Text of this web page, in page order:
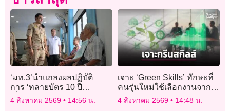
‘มท.3’นำแถลงผลปฏิบัติ
การ ‘ทลายบัตร 10 ปี
เถื่อน’ บุกจับจนท.เทศบาล
4 สิงหาคม 2569 14:56 น.
เจาะ ‘Green Skills’ ทักษะที่
คนรุ่นใหม่ใช้เลือกงานจาก
คุณค่ามากกว่ารายได้
4 สิงหาคม 2569 14:48 น.